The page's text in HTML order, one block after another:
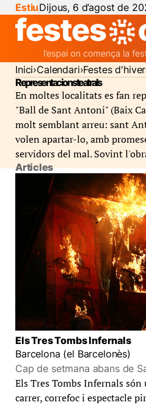
EstiuDijous, 6 d’agost de
Inici Calendari Festes
Representacions teatrals
En moltes localitats es fan
"Ball de Sant Antoni" (Baix
molt semblant arreu: sant
volen apartar-lo, amb
servidors del mal. Sovint
Articles
Els Tres Tombs Infernals
Barcelona (el Barcelonès)
Cap de setmana abans de
Els Tres Tombs Infernals
carrer, correfoc i espectacle